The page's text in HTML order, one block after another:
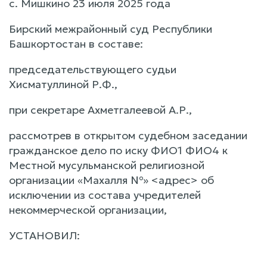
с. Мишкино 23 июля 2025 года
Бирский межрайонный суд Республики
Башкортостан в составе:
председательствующего судьи
Хисматуллиной Р.Ф.,
при секретаре Ахметгалеевой А.Р.,
рассмотрев в открытом судебном заседании
гражданское дело по иску ФИО1 ФИО4 к
Местной мусульманской религиозной
организации «Махалля №» <адрес> об
исключении из состава учредителей
некоммерческой организации,
УСТАНОВИЛ: